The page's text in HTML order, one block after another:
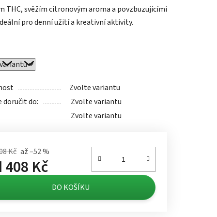
THC, svěžím citronovým aroma a povzbuzujícími
pro denní užití a kreativní aktivity.
Zvolte variantu
doručit do:
Zvolte variantu
Zvolte variantu
Kč až –52 %
408 Kč
cena: DO KOŠÍKU